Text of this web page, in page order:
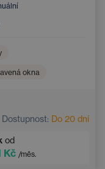
okna
Dostupnost: Do 20 dní
od
Kč /měs.